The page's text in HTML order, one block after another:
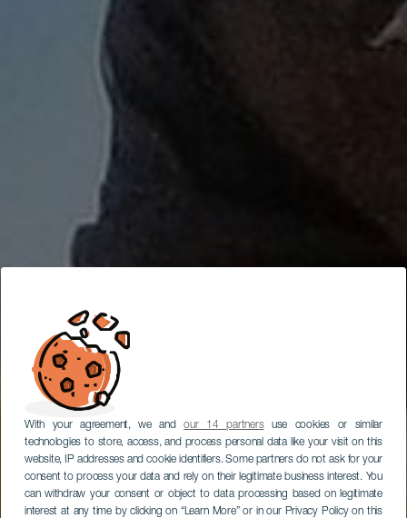
With your agreement, we andour 14 partnersuse cookies or similar
technologies to store, access, and process personal data like your visit on this
website, IP addresses and cookie identifiers. Some partners do not ask for your
consent to process your data and rely on their legitimate business interest. You
can withdraw your consent or object to data processing based on legitimate
interest at any time by clicking on “Learn More” or in our Privacy Policy on this